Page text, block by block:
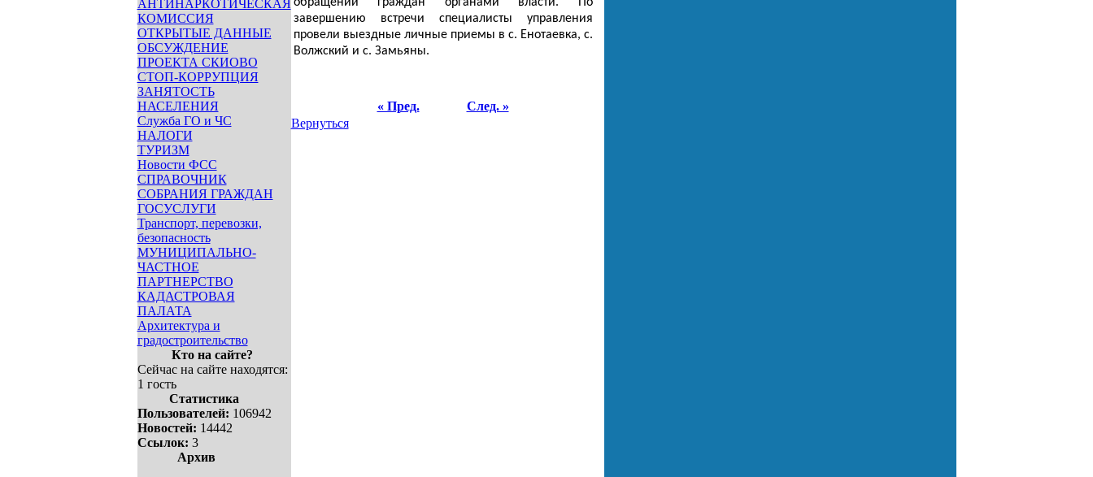
АНТИНАРКОТИЧЕСКАЯ
КОМИССИЯ
ОТКРЫТЫЕ ДАННЫЕ
ОБСУЖДЕНИЕ
ПРОЕКТА СКИОВО
СТОП-КОРРУПЦИЯ
ЗАНЯТОСТЬ
НАСЕЛЕНИЯ
Служба ГО и ЧС
НАЛОГИ
ТУРИЗМ
Новости ФСС
СПРАВОЧНИК
СОБРАНИЯ ГРАЖДАН
ГОСУСЛУГИ
Транспорт, перевозки,
безопасность
МУНИЦИПАЛЬНО-
ЧАСТНОЕ
ПАРТНЕРСТВО
КАДАСТРОВАЯ
ПАЛАТА
Архитектура и
градостроительство
Кто на сайте?
Сейчас на сайте находятся:
1 гость
Статистика
Пользователей: 106942
Новостей: 14442
Ссылок: 3
Архив
завершению встречи специалисты управления
провели выездные личные приемы в с. Енотаевка, с.
Волжский и с. Замьяны.
« Пред.
След. »
Вернуться